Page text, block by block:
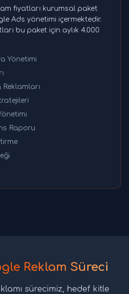
fiyatları kurumsal paket
Ads yönetimi içermektedir.
bu paket için aylık 4.000
Yönetimi
Raporu
Reklam Süreci
sürecimiz, hedef kitle